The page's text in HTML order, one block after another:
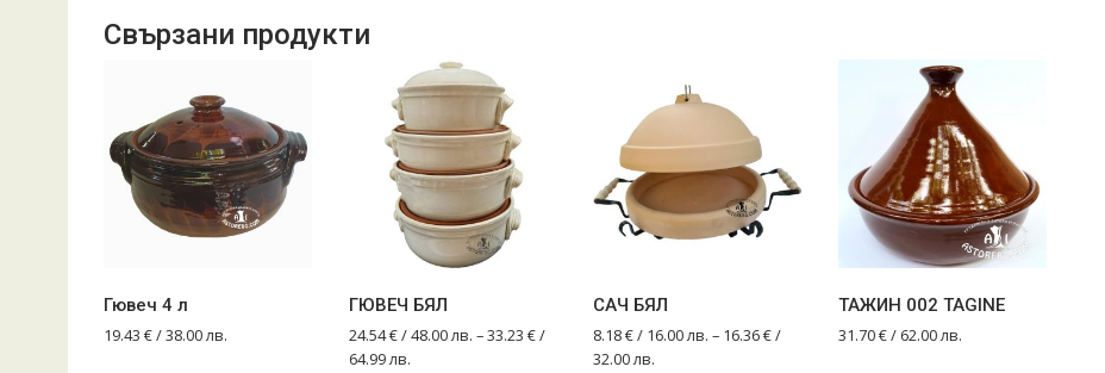
Свързани продукти
Гювеч 4 л
19.43 €/ 38.00 лв.
ГЮВЕЧ БЯЛ
24.54€/ 48.00 лв. –33.23 €/
64.99 лв.
САЧ БЯЛ
8.18€/ 16.00 лв.– 16.36€/
32.00 лв.
ТАЖИН 002 TAGINE
31.70€/ 62.00 лв.